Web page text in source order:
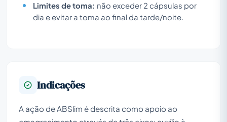
Limites de toma: não exceder 2 cápsulas por
dia e evitar a toma ao final da tarde/noite.
Indicações
A ação de ABSlim é descrita como apoio ao